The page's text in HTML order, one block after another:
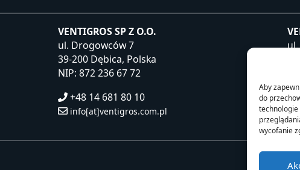
Aby
do
technologie
wycofanie
VENTIGROS SP Z O.O.
ul. Drogowców 7
39-200 Dębica, Polska
NIP: 872 236 67 72
+48 14 681 80 10
info[at]ventigros.com.pl